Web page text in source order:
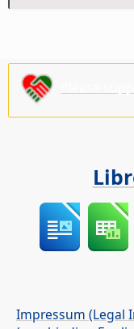
Impressum (Legal